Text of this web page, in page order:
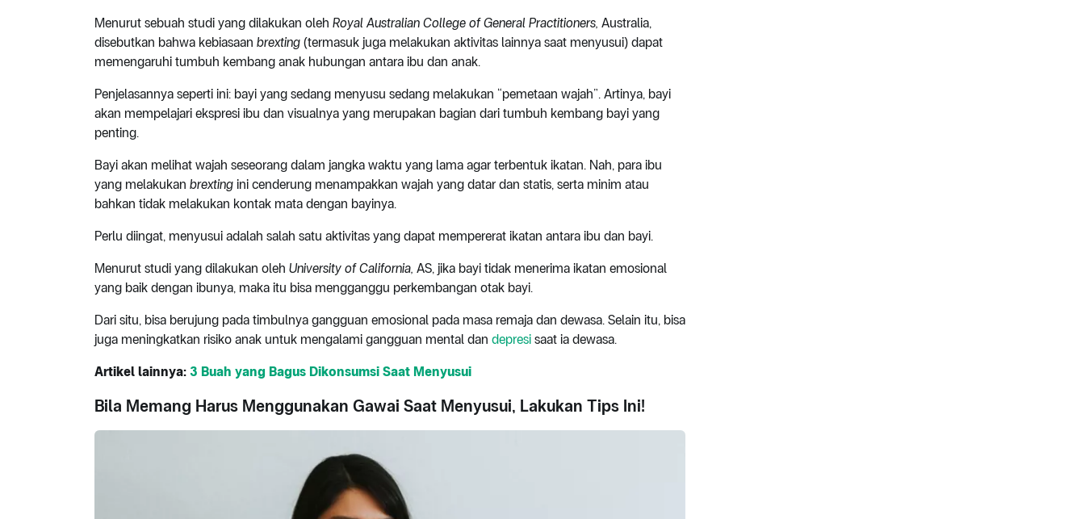
Menurut sebuah studi yang dilakukan oleh Royal Australian College of General Practitioners, Australia,
disebutkan bahwa kebiasaan brexting (termasuk juga melakukan aktivitas lainnya saat menyusui) dapat
memengaruhi tumbuh kembang anak hubungan antara ibu dan anak.
Penjelasannya seperti ini: bayi yang sedang menyusu sedang melakukan “pemetaan wajah”. Artinya, bayi
akan mempelajari ekspresi ibu dan visualnya yang merupakan bagian dari tumbuh kembang bayi yang
penting.
Bayi akan melihat wajah seseorang dalam jangka waktu yang lama agar terbentuk ikatan. Nah, para ibu
yang melakukan brexting ini cenderung menampakkan wajah yang datar dan statis, serta minim atau
bahkan tidak melakukan kontak mata dengan bayinya.
Perlu diingat, menyusui adalah salah satu aktivitas yang dapat mempererat ikatan antara ibu dan bayi.
Menurut studi yang dilakukan oleh University of California, AS, jika bayi tidak menerima ikatan emosional
yang baik dengan ibunya, maka itu bisa mengganggu perkembangan otak bayi.
Dari situ, bisa berujung pada timbulnya gangguan emosional pada masa remaja dan dewasa. Selain itu, bisa
juga meningkatkan risiko anak untuk mengalami gangguan mental dan depresi saat ia dewasa.
Artikel lainnya: 3 Buah yang Bagus Dikonsumsi Saat Menyusui
Bila Memang Harus Menggunakan Gawai Saat Menyusui, Lakukan Tips Ini!